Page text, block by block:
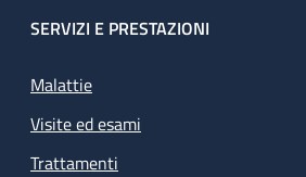
SERVIZI E PRESTAZIONI
Malattie
Visite ed esami
Trattamenti